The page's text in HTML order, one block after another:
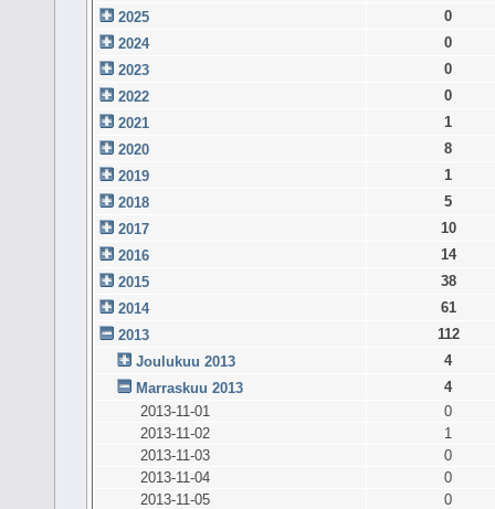
2025
0
2024
0
2023
0
2022
0
2021
1
2020
8
2019
1
2018
5
2017
10
2016
14
2015
38
2014
61
2013
112
Joulukuu 2013
4
Marraskuu 2013
4
2013-11-01
0
2013-11-02
1
2013-11-03
0
2013-11-04
0
2013-11-05
0